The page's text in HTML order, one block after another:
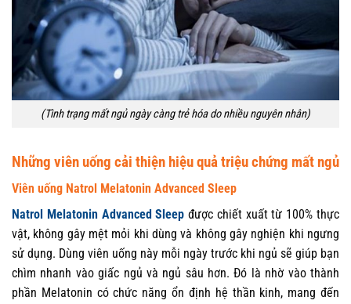
(Tình trạng mất ngủ ngày càng trẻ hóa do nhiều nguyên nhân)
Những viên uống cải thiện hiệu quả triệu chứng mất ngủ
Viên uống Natrol Melatonin Advanced Sleep
Natrol Melatonin Advanced Sleep được chiết xuất từ 100% thực
vật, không gây mệt mỏi khi dùng và không gây nghiện khi ngưng
sử dụng. Dùng viên uống này mỗi ngày trước khi ngủ sẽ giúp bạn
chìm nhanh vào giấc ngủ và ngủ sâu hơn. Đó là nhờ vào thành
phần Melatonin có chức năng ổn định hệ thần kinh, mang đến